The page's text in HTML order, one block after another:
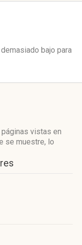
bajo para
vistas en
se muestre, lo